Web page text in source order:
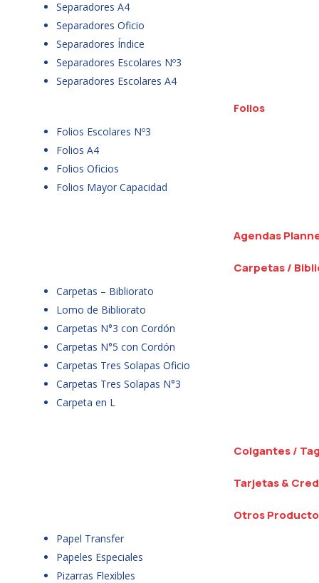
Separadores A4
Separadores Oficio
Separadores Índice
Separadores Escolares Nº3
Separadores Escolares A4
Folios
Folios Escolares Nº3
Folios A4
Folios Oficios
Folios Mayor Capacidad
Agendas
Carpetas /
Carpetas – Bibliorato
Lomo de Bibliorato
Carpetas N°3 con Cordón
Carpetas N°5 con Cordón
Carpetas Tres Solapas Oficio
Carpetas Tres Solapas N°3
Carpeta en L
Colgantes /
Tarjetas &
Otros
Papel Transfer
Papeles Especiales
Pizarras Flexibles